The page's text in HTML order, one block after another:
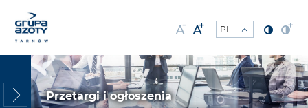
Przetargi i ogłoszenia